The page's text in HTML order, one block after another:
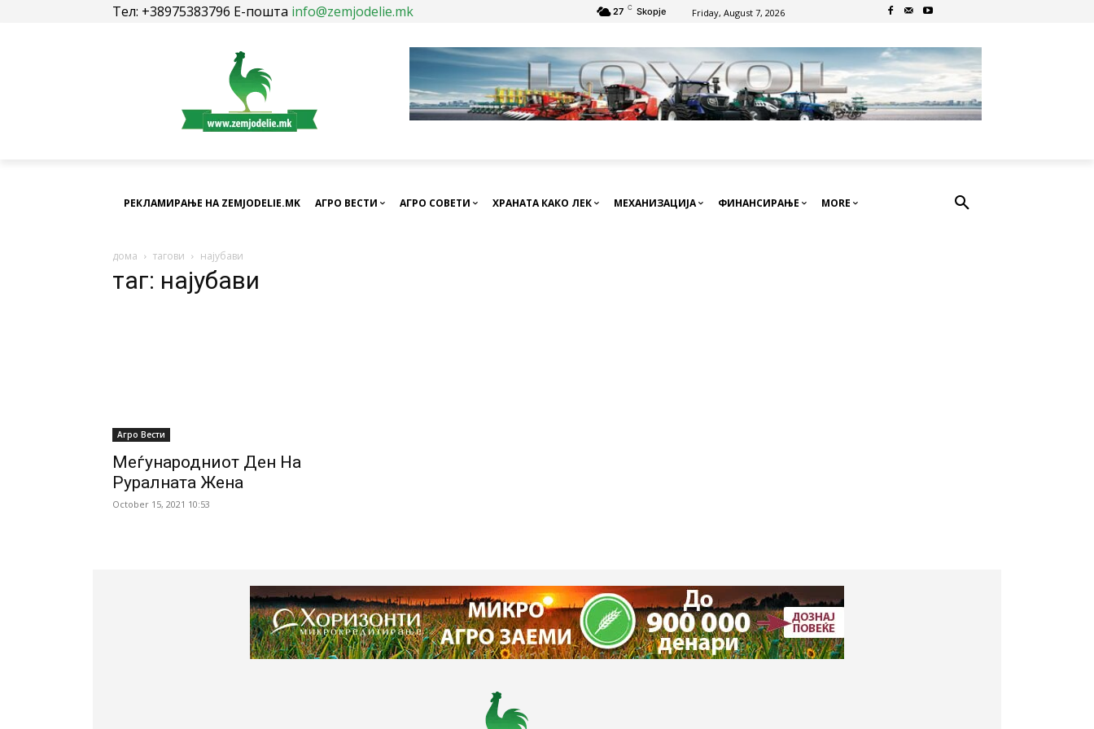
Тел: +38975383796 Е-пошта info@zemjodelie.mk 27 C Skopje Friday, August 7, 2026
РЕКЛАМИРАЊЕ НА ZEMJODELIE.MK АГРО ВЕСТИ АГРО СОВЕТИ ХРАНАТА КАКО ЛЕК МЕХАНИЗАЦИЈА ФИНАНСИРАЊЕ MORE
дома тагови најубави
таг: најубави
Агро Вести
Меѓународниот Ден На
Руралната Жена
October 15, 2021 10:53